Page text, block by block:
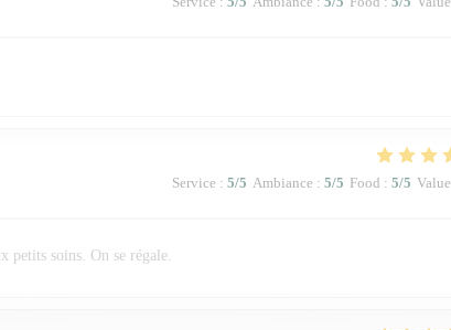
Service : 5/5 Ambiance : 5/5 Food : 5/5 Value
petits soins. On se régale.